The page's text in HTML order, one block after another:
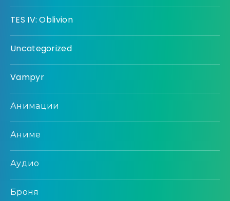
TES IV: Oblivion
Uncategorized
Vampyr
Анимации
Аниме
Аудио
Броня